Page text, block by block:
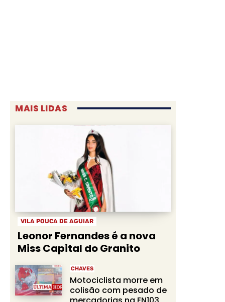
MAIS LIDAS
VILA POUCA DE AGUIAR
Leonor Fernandes é a nova
Miss Capital do Granito
CHAVES
Motociclista morre em
colisão com pesado de